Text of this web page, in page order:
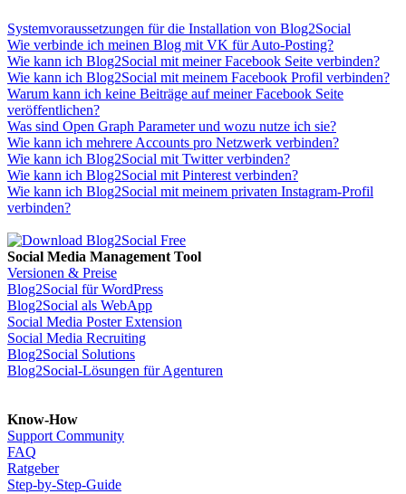
Systemvoraussetzungen für die Installation von Blog2Social
Wie verbinde ich meinen Blog mit VK für Auto-Posting?
Wie kann ich Blog2Social mit meiner Facebook Seite verbinden?
Wie kann ich Blog2Social mit meinem Facebook Profil verbinden?
Warum kann ich keine Beiträge auf meiner Facebook Seite
veröffentlichen?
Was sind Open Graph Parameter und wozu nutze ich sie?
Wie kann ich mehrere Accounts pro Netzwerk verbinden?
Wie kann ich Blog2Social mit Twitter verbinden?
Wie kann ich Blog2Social mit Pinterest verbinden?
Wie kann ich Blog2Social mit meinem privaten Instagram-Profil
verbinden?
Social Media Management Tool
Versionen & Preise
Blog2Social für WordPress
Blog2Social als WebApp
Social Media Poster Extension
Social Media Recruiting
Blog2Social Solutions
Blog2Social-Lösungen für Agenturen
Know-How
Support Community
FAQ
Ratgeber
Step-by-Step-Guide